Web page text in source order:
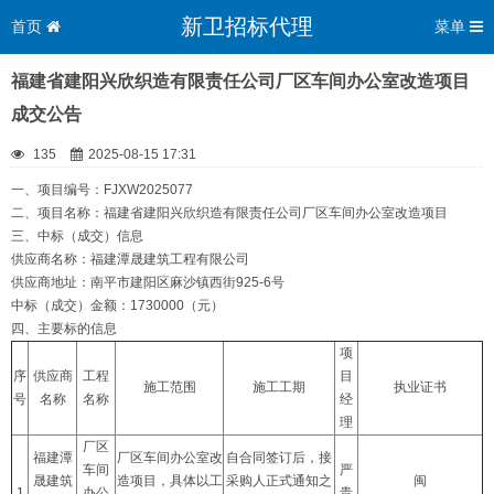
首页 新卫招标代理 菜单
福建省建阳兴欣织造有限责任公司厂区车间办公室改造项目
成交公告
135 2025-08-15 17:31
一、项目编号：FJXW2025077
二、项目名称：福建省建阳兴欣织造有限责任公司厂区车间办公室改造项目
三、中标（成交）信息
供应商名称：福建潭晟建筑工程有限公司
供应商地址：南平市建阳区麻沙镇西街925-6号
中标（成交）金额：1730000（元）
四、主要标的信息
序
号
供应商
名称
工程
名称
施工范围 施工工期
项
目
经
理
执业证书
福建潭
晟建筑
厂区
车间
厂区车间办公室改
造项目，具体以工
自合同签订后，接
采购人正式通知之
严
闽